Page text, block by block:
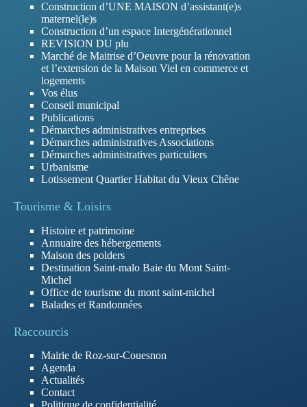
Construction d’UNE MAISON d’assistant(e)s
maternel(le)s
Construction d’un espace Intergénérationnel
REVISION DU plu
Marché de Maitrise d’Oeuvre pour la rénovation
et l’extension de la Maison Viel en commerce et
logements
Vos élus
Conseil municipal
Publications
Démarches administratives entreprises
Démarches administratives Associations
Démarches administratives particuliers
Urbanisme
Lotissement Quartier Habitat du Vieux Chêne
Tourisme & Loisirs
Histoire et patrimoine
Annuaire des hébergements
Maison des polders
Destination Saint-malo Baie du Mont Saint-
Michel
Office de tourisme du mont saint-michel
Balades et Randonnées
Raccourcis
Mairie de Roz-sur-Couesnon
Agenda
Actualités
Contact
Politique de confidentialité